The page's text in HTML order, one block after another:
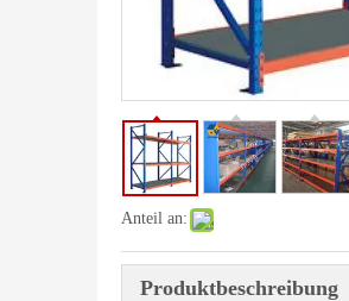
Anteil an:
Produktbeschreibung